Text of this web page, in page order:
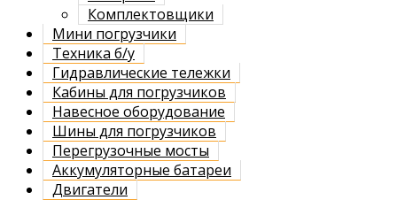
Комплектовщики
Мини погрузчики
Техника б/у
Гидравлические тележки
Кабины для погрузчиков
Навесное оборудование
Шины для погрузчиков
Перегрузочные мосты
Аккумуляторные батареи
Двигатели